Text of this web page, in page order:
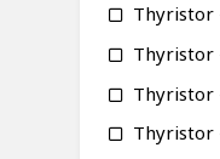
Thyristor
Thyristor
Thyristor
Thyristor